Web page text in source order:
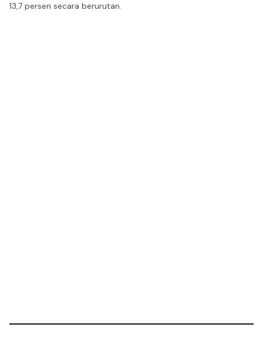
13,7 persen secara berurutan.